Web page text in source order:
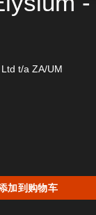
t/a ZA/UM
加到购物车